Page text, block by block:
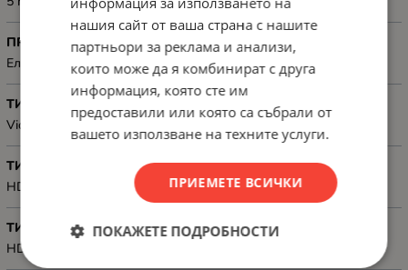
ПРЕДНАЗНАЧЕН ЗА
Електронна техника
ТИП
Video
ТИП КОНЕКТОР 1
HDMI-A 1.4, male
ТИП КОНЕКТОР 2
HDMI-A 1.4, male
нашия сайт от ваша страна с нашите
партньори за реклама и анализи,
които може да я комбинират с друга
информация, която сте им
предоставили или която са събрали от
вашето използване на техните услуги.
ПРИЕМЕТЕ ВСИЧКИ
ПОКАЖЕТЕ ПОДРОБНОСТИ